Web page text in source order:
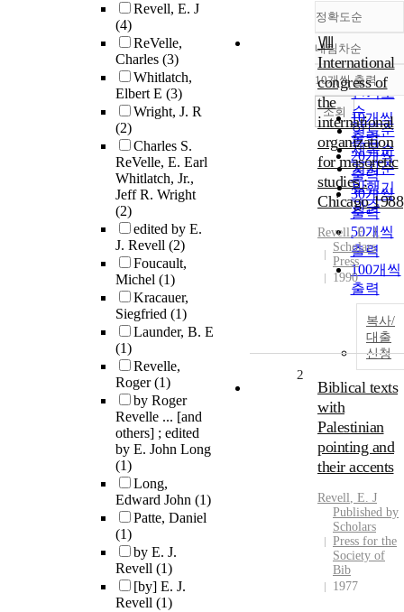
Revell, E. J
(4)
ReVelle,
Charles (3)
Whitlatch,
Elbert E (3)
Wright, J. R
(2)
Charles S.
ReVelle, E. Earl
Whitlatch, Jr.,
Jeff R. Wright
(2)
edited by E.
J. Revell (2)
Foucault,
Michel (1)
Kracauer,
Siegfried (1)
Launder, B. E
(1)
Revelle,
Roger(1)
by Roger
Revelle ... [and
others] ; edited
by E. John Long
(1)
Long,
Edward John (1)
Patte, Daniel
(1)
by E. J.
Revell (1)
[by] E. J.
Revell (1)
정확도순
정확도
순
인기도
순
연도순
제목순
저자순
발행기
관순
내림차순
내림차
10개씩 출력
10개씩
출력
20개씩
출력
30개씩
출력
50개씩
출력
100개씩
출력
조회
Ⅷ
International
congress of
the
international
organization
for masoretic
studies :
Chicago 1988
Revell,E.J.
Scholars
Press
1990
복사/
대출
신청
2
Biblical texts
with
Palestinian
pointing and
their accents
Revell, E. J
Published by
Scholars
Press for the
Society of
Bib
1977